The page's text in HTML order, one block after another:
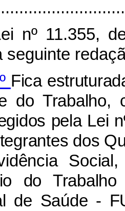
nº 11.355,
seguinte
Fica
do Trabalho,
pela Lei
dos
do
de Saúde -